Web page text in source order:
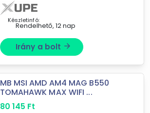
architektúra nyújtotta előnyöket és
hozza ki ...
Készletinfó:
Rendelhető, 12 nap
Irány a bolt arrow_forward
MB MSI AMD AM4 MAG B550
TOMAHAWK MAX WIFI ...
80 145 Ft